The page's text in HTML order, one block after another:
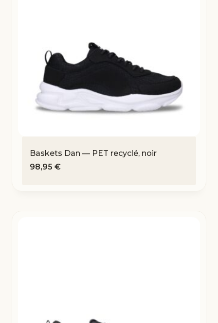
Baskets Dan — PET recyclé, noir
98,95 €